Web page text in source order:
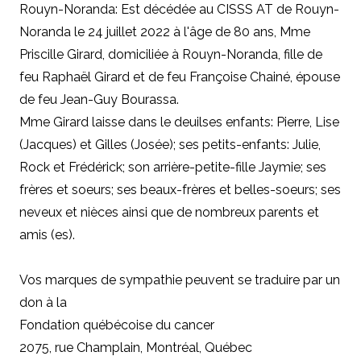
Rouyn-Noranda: Est décédée au CISSS AT de Rouyn-
Noranda le 24 juillet 2022 à l'âge de 80 ans, Mme
Priscille Girard, domiciliée à Rouyn-Noranda, fille de
feu Raphaël Girard et de feu Françoise Chainé, épouse
de feu Jean-Guy Bourassa.
Mme Girard laisse dans le deuilses enfants: Pierre, Lise
(Jacques) et Gilles (Josée); ses petits-enfants: Julie,
Rock et Frédérick; son arrière-petite-fille Jaymie; ses
frères et soeurs; ses beaux-frères et belles-soeurs; ses
neveux et nièces ainsi que de nombreux parents et
amis (es).
Vos marques de sympathie peuvent se traduire par un
don à la
Fondation québécoise du cancer
2075, rue Champlain, Montréal, Québec